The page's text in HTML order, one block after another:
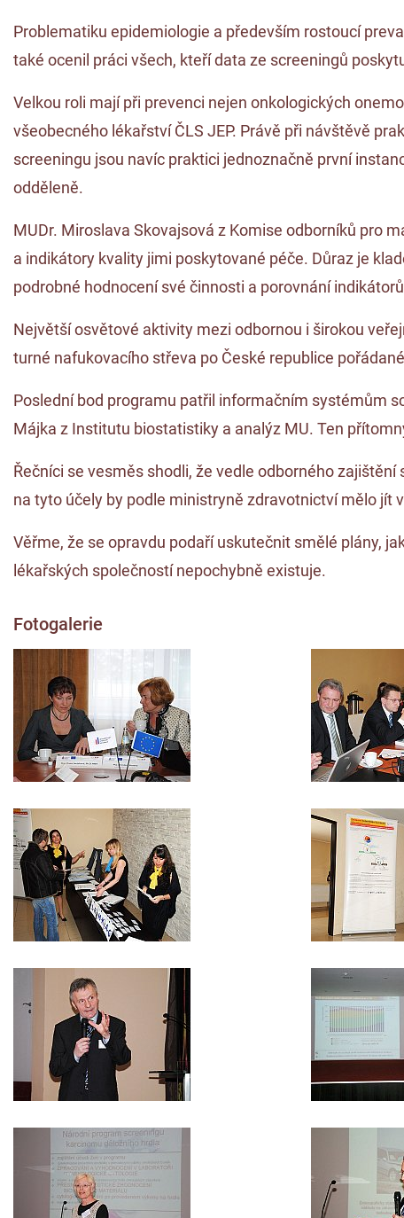
Problematiku epidemiologie a především rostoucí
také ocenil práci všech, kteří data ze screeningů
Velkou roli mají při prevenci nejen onkologických
všeobecného lékařství ČLS JEP. Právě při návštěvě
screeningu jsou navíc praktici jednoznačně první
odděleně.
MUDr. Miroslava Skovajsová z Komise odborníků pro
a indikátory kvality jimi poskytované péče. Důraz je
podrobné hodnocení své činnosti a porovnání
Největší osvětové aktivity mezi odbornou i širokou
turné nafukovacího střeva po České republice
Poslední bod programu patřil informačním systémům
Májka z Institutu biostatistiky a analýz MU. Ten
Řečníci se vesměs shodli, že vedle odborného
na tyto účely by podle ministryně zdravotnictví mělo jít
Věřme, že se opravdu podaří uskutečnit smělé plány,
lékařských společností nepochybně existuje.
Fotogalerie